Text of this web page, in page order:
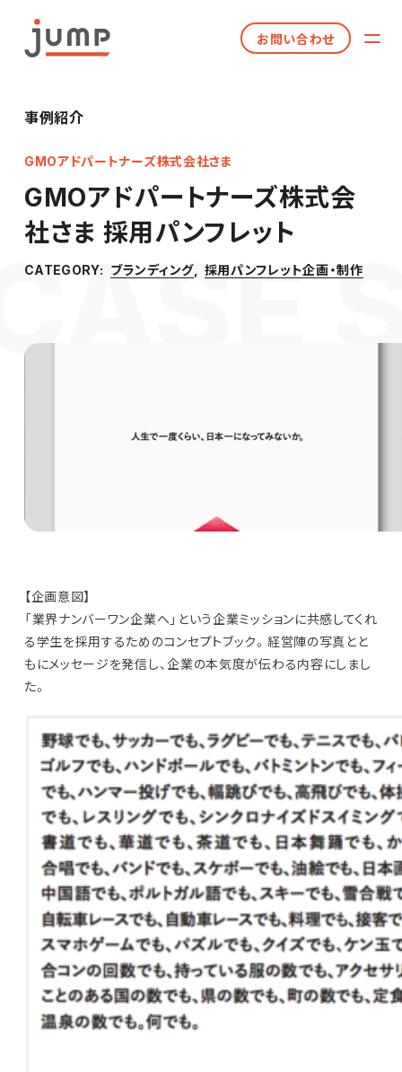
お問い合わせ
事例紹介
GMOアドパートナーズ株式会社さま
GMOアドパートナーズ株式会
社さま 採用パンフレット
ブランディング 採用パンフレット企画・制作
【企画意図】
「業界ナンバーワン企業へ」という企業ミッションに共感してくれ
る学生を採用するためのコンセプトブック。経営陣の写真とと
もにメッセージを発信し、企業の本気度が伝わる内容にしまし
た。